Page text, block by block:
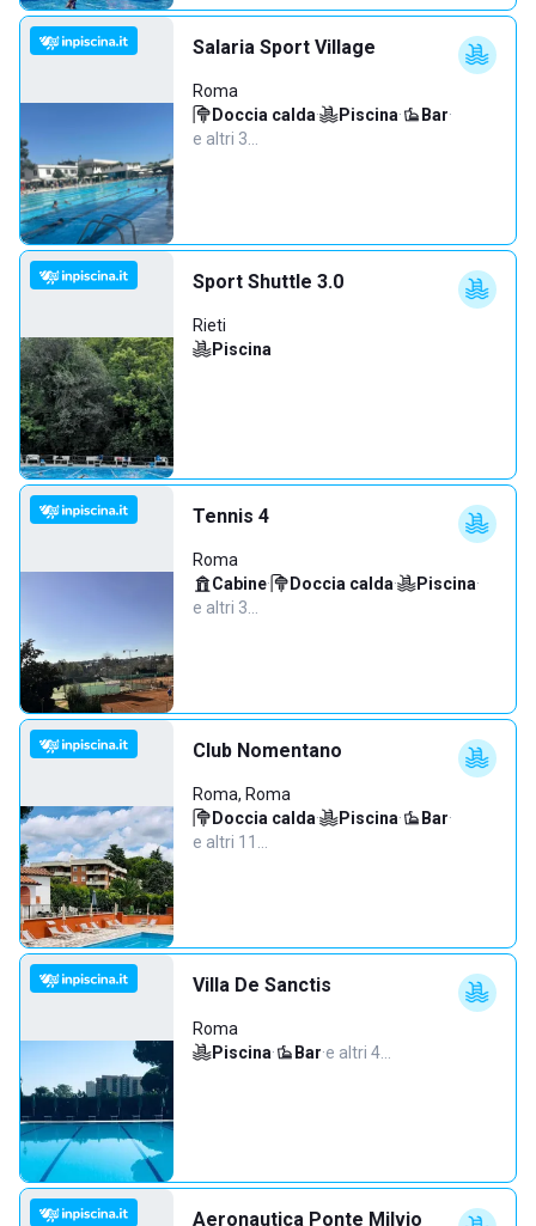
Salaria Sport Village
Roma
Doccia calda· Piscina· Bar·
e altri 3…
Sport Shuttle 3.0
Rieti
Piscina
Tennis 4
Roma
Cabine· Doccia calda· Piscina·
e altri 3…
Club Nomentano
Roma, Roma
Doccia calda· Piscina· Bar·
e altri 11…
Villa De Sanctis
Roma
Piscina· Bar·e altri 4…
Aeronautica Ponte Milvio